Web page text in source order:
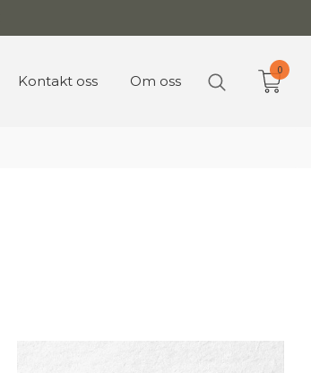
Kontakt oss Om oss
0